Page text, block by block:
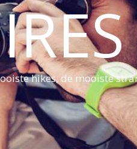
hikes, de mooiste